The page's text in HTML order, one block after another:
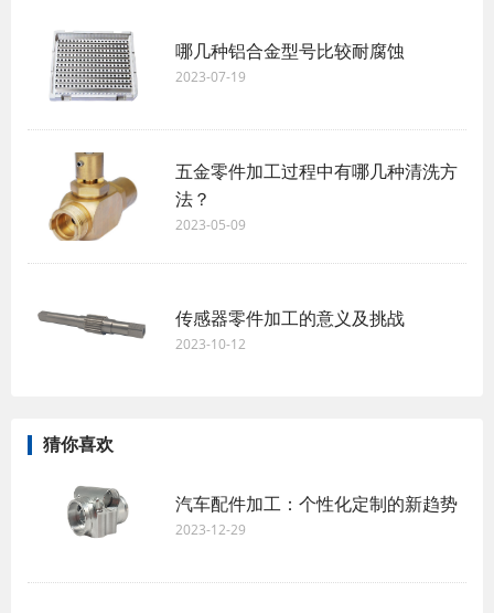
哪几种铝合金型号比较耐腐蚀
2023-07-19
五金零件加工过程中有哪几种清洗方
法？
2023-05-09
传感器零件加工的意义及挑战
2023-10-12
猜你喜欢
汽车配件加工：个性化定制的新趋势
2023-12-29